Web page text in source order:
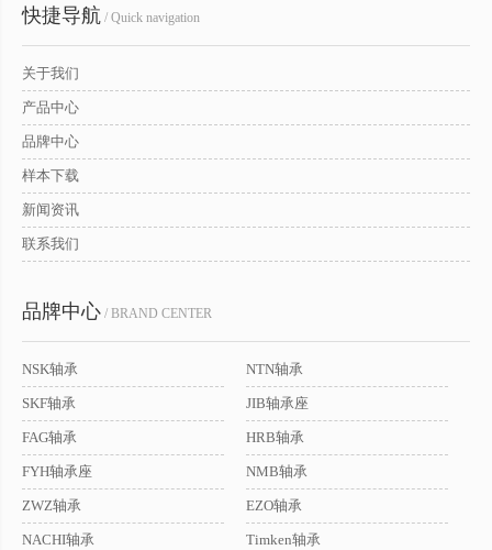
快捷导航 / Quick navigation
关于我们
产品中心
品牌中心
样本下载
新闻资讯
联系我们
品牌中心 / BRAND CENTER
NSK轴承 NTN轴承
SKF轴承 JIB轴承座
FAG轴承 HRB轴承
FYH轴承座 NMB轴承
ZWZ轴承 EZO轴承
NACHI轴承 Timken轴承